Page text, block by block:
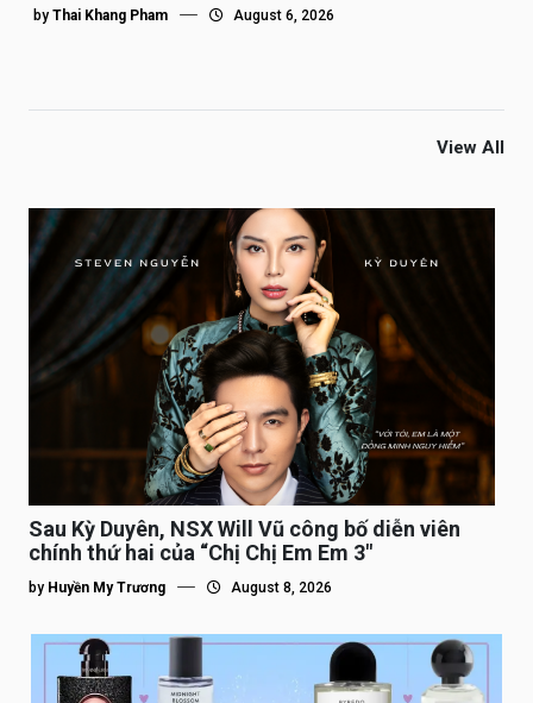
by Thai Khang Pham August 6, 2026
View All
Sau Kỳ Duyên, NSX Will Vũ công bố diễn viên
chính thứ hai của “Chị Chị Em Em 3″
by Huyền My Trương August 8, 2026